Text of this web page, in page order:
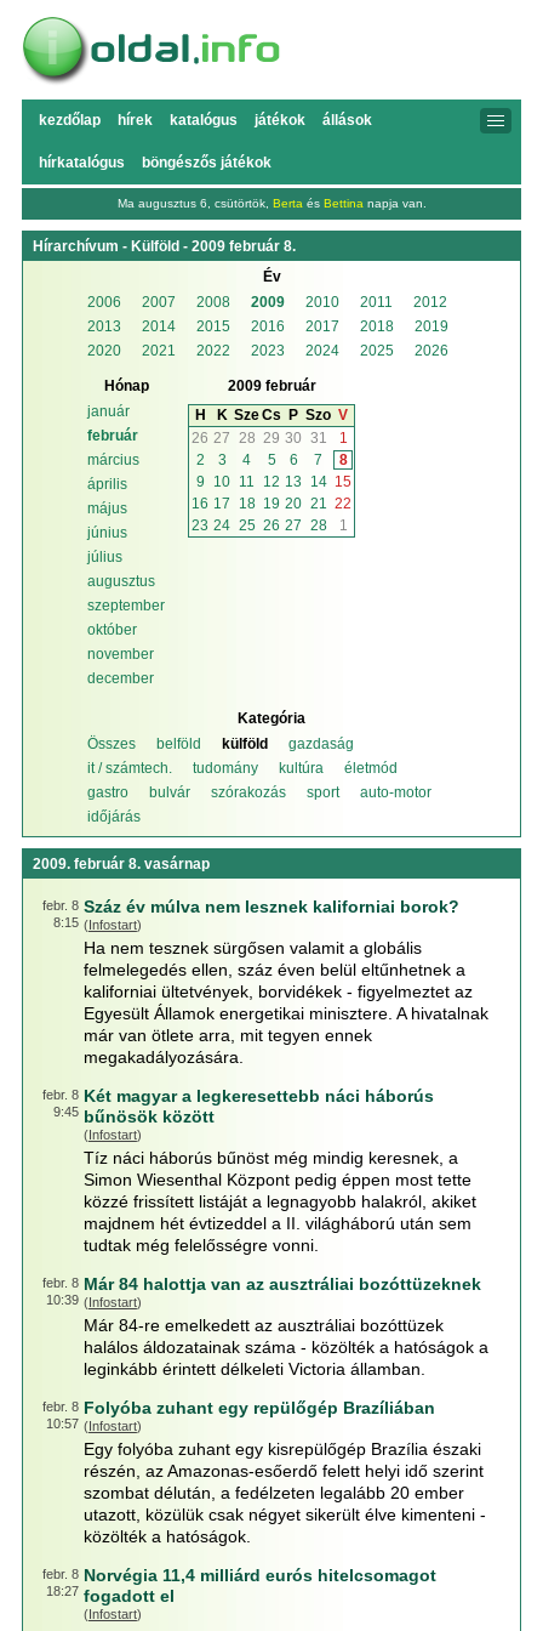
kezdőlap hírek katalógus játékok állások
hírkatalógus böngészős játékok
Ma augusztus 6, csütörtök, Berta és Bettina napja van.
Hírarchívum - Külföld - 2009 február 8.
Év
2006
2007 2008 2009 2010 2011
2012
2013
2014 2015 2016 2017 2018
2019
2020
2021 2022 2023 2024 2025 2026
Hónap
január
február
március
április
május
június
július
augusztus
szeptember
október
november
december
2009 február
H
K SzeCs P Szo V
26 27 28 29 30 31
1
2
3 4 5 6 7
8
9
10 11 12 13 14 15
16 17 18 19 20 21
22
23 24 25 26 27 28 1
Kategória
Összes
belföld külföld
gazdaság
it / számtech.
tudomány kultúra
életmód
gastro
bulvár szórakozás sport
auto-motor
időjárás
2009. február 8. vasárnap
febr. 8
8:15
Száz év múlva nem lesznek kaliforniai borok?
(Infostart)
Ha nem tesznek sürgősen valamit a globális
felmelegedés ellen, száz éven belül eltűnhetnek a
kaliforniai ültetvények, borvidékek - figyelmeztet az
Egyesült Államok energetikai minisztere. A hivatalnak
már van ötlete arra, mit tegyen ennek
megakadályozására.
febr. 8
9:45
Két magyar a legkeresettebb náci háborús
bűnösök között
(Infostart)
Tíz náci háborús bűnöst még mindig keresnek, a
Simon Wiesenthal Központ pedig éppen most tette
közzé frissített listáját a legnagyobb halakról, akiket
majdnem hét évtizeddel a II. világháború után sem
tudtak még felelősségre vonni.
febr. 8
10:39
Már 84 halottja van az ausztráliai bozóttüzeknek
(Infostart)
Már 84-re emelkedett az ausztráliai bozóttüzek
halálos áldozatainak száma - közölték a hatóságok a
leginkább érintett délkeleti Victoria államban.
febr. 8
10:57
Folyóba zuhant egy repülőgép Brazíliában
(Infostart)
Egy folyóba zuhant egy kisrepülőgép Brazília északi
részén, az Amazonas-esőerdő felett helyi idő szerint
szombat délután, a fedélzeten legalább 20 ember
utazott, közülük csak négyet sikerült élve kimenteni -
közölték a hatóságok.
febr. 8
18:27
Norvégia 11,4 milliárd eurós hitelcsomagot
fogadott el
(Infostart)